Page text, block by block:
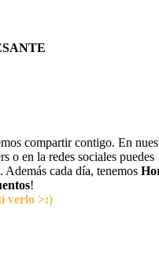
compartir contigo. En
o en la redes sociales puedes
Además cada día, tenemos
!
verlo >:)